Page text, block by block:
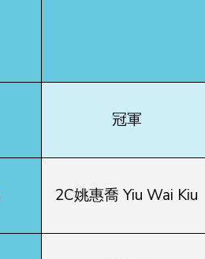
冠軍
2C姚惠喬 Yiu Wai Kiu